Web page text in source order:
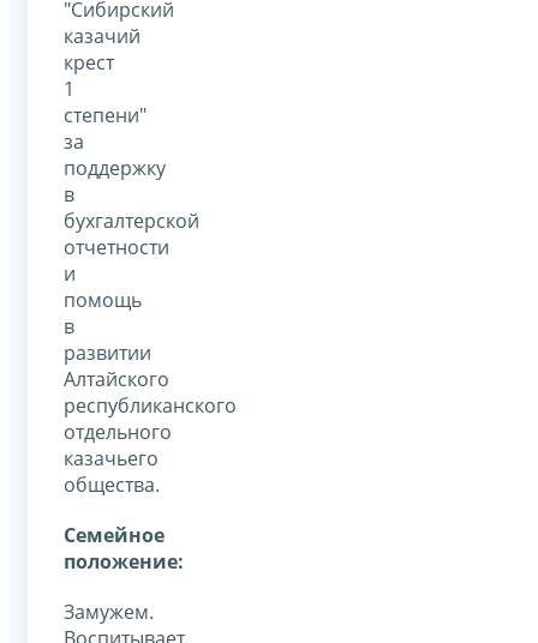
"Сибирский
казачий
крест
1
степени"
за
поддержку
в
бухгалтерской
отчетности
и
помощь
в
развитии
Алтайского
республиканского
отдельного
казачьего
общества.
Семейное
положение:
Замужем.